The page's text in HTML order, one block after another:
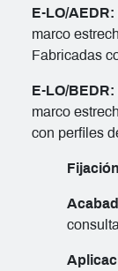
E-LO/AEDR:
marco
Fabricadas
E-LO/BEDR:
marco
con perfiles